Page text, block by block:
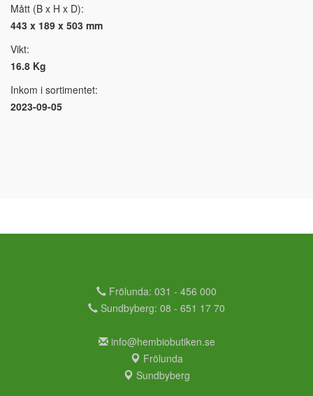
Mått (B x H x D):
443 x 189 x 503 mm
Vikt:
16.8 Kg
Inkom i sortimentet:
2023-09-05
Frölunda: 031 - 456 000
Sundbyberg: 08 - 651 17 70
info@hembiobutiken.se
Frölunda
Sundbyberg